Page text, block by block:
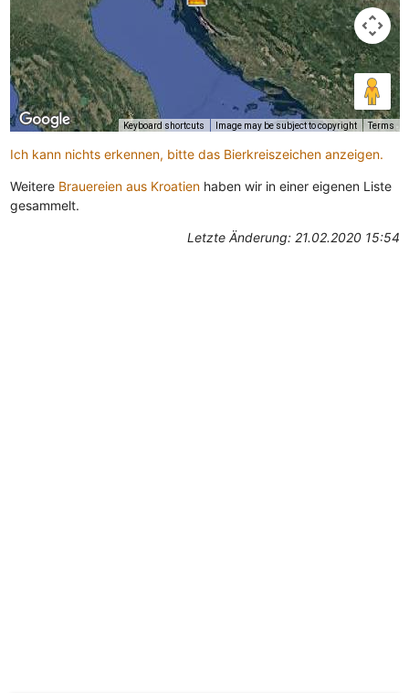
Keyboard shortcuts Image may be subject to copyright Terms
Ich kann nichts erkennen, bitte das Bierkreiszeichen anzeigen.
Weitere Brauereien aus Kroatienhaben wir in einer eigenen Liste
gesammelt.
Letzte Änderung: 21.02.2020 15:54